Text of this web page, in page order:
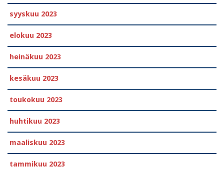
syyskuu 2023
elokuu 2023
heinäkuu 2023
kesäkuu 2023
toukokuu 2023
huhtikuu 2023
maaliskuu 2023
tammikuu 2023